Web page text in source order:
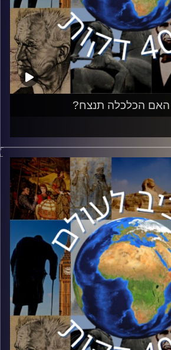
הכלכלה תנצח?
עזה, החלו עבודות בבית הלבן
על פי התקשורת העולמית, המדינות
הן ערב הסעודית ואינדונזיה. כיצד
הכלכלה הישראלית? מה המדינות הללו
היחסים עם ישראל? צפריר אסף,
פיתוח עסקי ויעוץ אסטרטגי
והשקעות אימפקט הצטרף כדי